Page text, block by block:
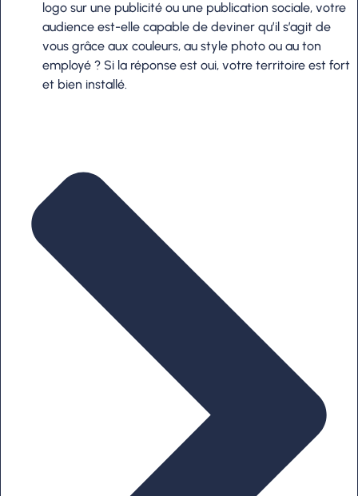
logo sur une publicité ou une publication sociale, votre
audience est-elle capable de deviner qu’il s’agit de
vous grâce aux couleurs, au style photo ou au ton
employé ? Si la réponse est oui, votre territoire est fort
et bien installé.